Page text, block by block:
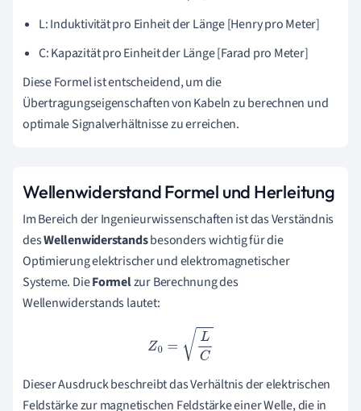
L: Induktivität pro Einheit der Länge [Henry pro Meter]
C: Kapazität pro Einheit der Länge [Farad pro Meter]
Diese Formel ist entscheidend, um die
Übertragungseigenschaften von Kabeln zu berechnen und
optimale Signalverhältnisse zu erreichen.
Wellenwiderstand Formel und Herleitung
Im Bereich der Ingenieurwissenschaften ist das Verständnis
desWellenwiderstandsbesonders wichtig für die
Optimierung elektrischer und elektromagnetischer
Systeme. DieFormelzur Berechnung des
Wellenwiderstands lautet:
C
Dieser Ausdruck beschreibt das Verhältnis der elektrischen
Feldstärke zur magnetischen Feldstärke einer Welle, die in